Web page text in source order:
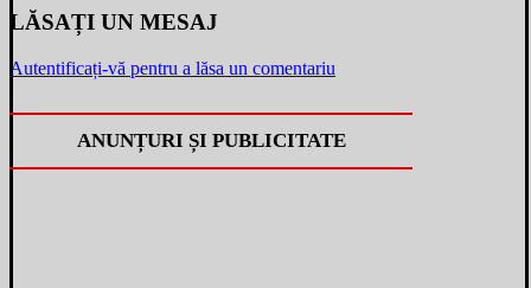
LĂSAȚI UN MESAJ
Autentificați-vă pentru a lăsa un comentariu
ANUNȚURI ȘI PUBLICITATE